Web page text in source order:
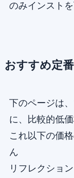
のみインスト
おすすめ定
下のページは
に、比較的低
これ以下の価
ん
リフレクショ